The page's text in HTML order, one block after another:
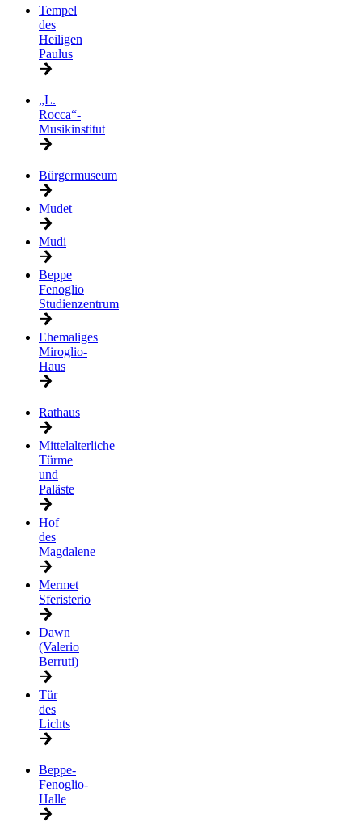
Tempel
des
Heiligen
Paulus
„L.
Rocca“-
Musikinstitut
Bürgermuseum
Mudet
Mudi
Beppe
Fenoglio
Studienzentrum
Ehemaliges
Miroglio-
Haus
Rathaus
Mittelalterliche
Türme
und
Paläste
Hof
des
Magdalene
Mermet
Sferisterio
Dawn
(Valerio
Berruti)
Tür
des
Lichts
Beppe-
Fenoglio-
Halle